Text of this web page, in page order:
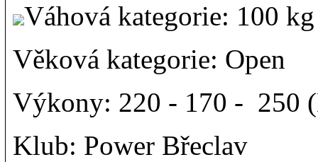
Váhová kategorie: 100
Věková kategorie: Open
Výkony: 220 - 170 - 250
Klub: Power Břeclav